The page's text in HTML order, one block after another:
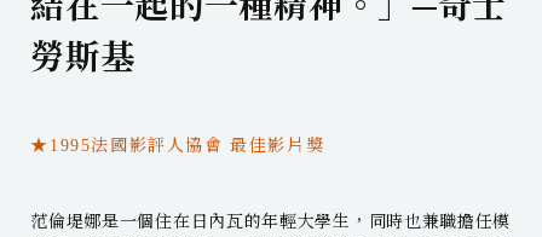
勞斯基
★1995法國影評人協會 最佳影片獎
范倫堤娜是一個住在日內瓦的年輕大學生，同時也兼職擔任模